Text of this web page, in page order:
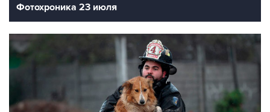
Фотохроника 23 июля